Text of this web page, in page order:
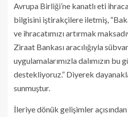
Avrupa Birliği’ne kanatlı eti
bilgisini iştirakçilere iletmiş,
ve ihracatımızı artırmak
Ziraat Bankası aracılığıyla
uygulamalarımızla dalımızın bu
destekliyoruz.” Diyerek
sunmuştur.
İleriye dönük gelişimler